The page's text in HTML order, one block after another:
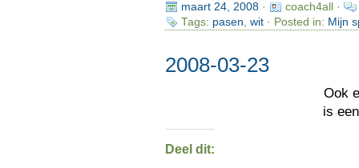
maart 24, 2008·
coach4all ·
Tags: pasen, wit· Posted in: Mijn
2008-03-23
Ook
is
Deel dit: